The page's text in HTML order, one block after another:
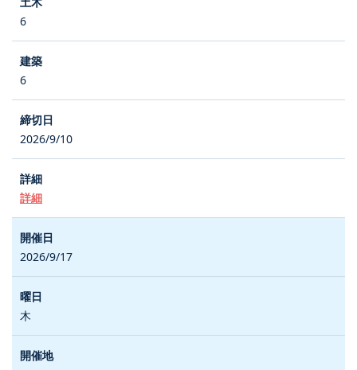
6
6
2026/9/10
詳細
2026/9/17
木